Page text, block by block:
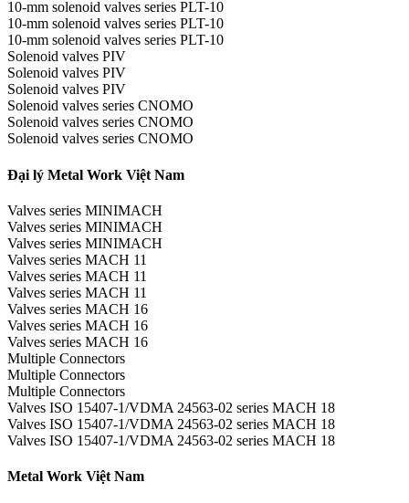
10-mm solenoid valves series PLT-10
10-mm solenoid valves series PLT-10
10-mm solenoid valves series PLT-10
Solenoid valves PIV
Solenoid valves PIV
Solenoid valves PIV
Solenoid valves series CNOMO
Solenoid valves series CNOMO
Solenoid valves series CNOMO
Đại lý Metal Work Việt Nam
Valves series MINIMACH
Valves series MINIMACH
Valves series MINIMACH
Valves series MACH 11
Valves series MACH 11
Valves series MACH 11
Valves series MACH 16
Valves series MACH 16
Valves series MACH 16
Multiple Connectors
Multiple Connectors
Multiple Connectors
Valves ISO 15407-1/VDMA 24563-02 series MACH 18
Valves ISO 15407-1/VDMA 24563-02 series MACH 18
Valves ISO 15407-1/VDMA 24563-02 series MACH 18
Metal Work Việt Nam